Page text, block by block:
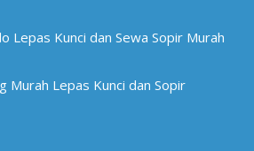
Lepas Kunci dan Sewa Sopir Murah
Murah Lepas Kunci dan Sopir